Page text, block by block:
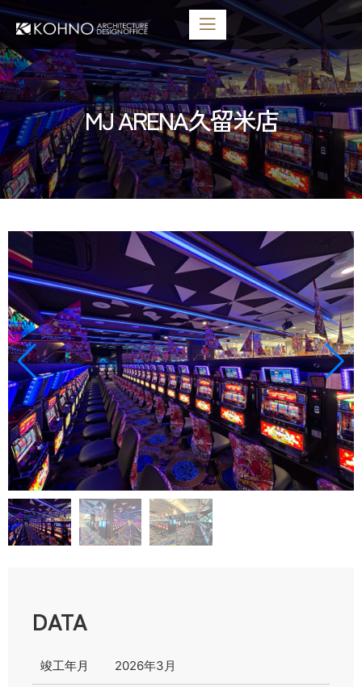
MJ ARENA久留米店
DATA
竣工年月 2026年3月